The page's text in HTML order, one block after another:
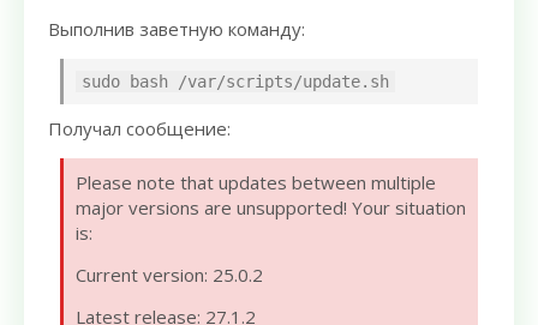
Выполнив заветную команду:
sudo bash /var/scripts/update.sh
Получал сообщение:
Please note that updates between multiple
major versions are unsupported! Your situation
is:
Current version: 25.0.2
Latest release: 27.1.2